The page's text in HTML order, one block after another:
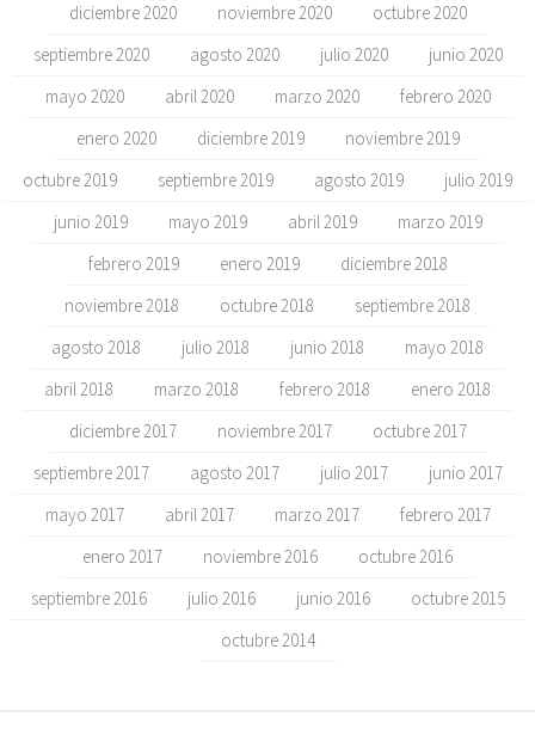
diciembre 2020
noviembre 2020
octubre 2020
septiembre 2020
agosto 2020 julio 2020
junio 2020
mayo 2020
abril 2020 marzo 2020
febrero 2020
enero 2020
diciembre 2019
noviembre 2019
octubre 2019
septiembre 2019 agosto 2019
julio 2019
junio 2019
mayo 2019 abril 2019
marzo 2019
febrero 2019
enero 2019
diciembre 2018
noviembre 2018
octubre 2018
septiembre 2018
agosto 2018
julio 2018 junio 2018
mayo 2018
abril 2018
marzo 2018 febrero 2018
enero 2018
diciembre 2017
noviembre 2017
octubre 2017
septiembre 2017
agosto 2017 julio 2017
junio 2017
mayo 2017
abril 2017 marzo 2017
febrero 2017
enero 2017
noviembre 2016
octubre 2016
septiembre 2016
julio 2016 junio 2016
octubre 2015
octubre 2014